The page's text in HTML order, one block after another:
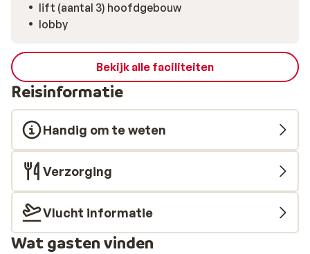
lift (aantal 3) hoofdgebouw
lobby
Bekijk alle faciliteiten
Reisinformatie
Handig om te weten
Verzorging
Vlucht informatie
Wat gasten vinden